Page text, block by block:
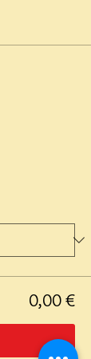
0,00 €